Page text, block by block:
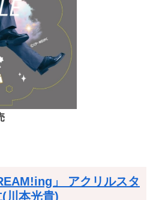
」 アクリルスタ
川本光貴)